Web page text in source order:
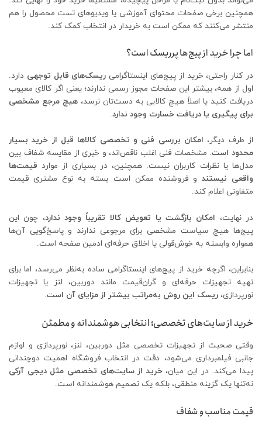
همچنین برخی صفحات محتوای آموزشی یا ویدیوهای تست محصول را هم
منتشر می‌کنند که ممکن است به خریدار در انتخاب کمک کند.
اما چرا خرید از پیج‌ها پرریسک است؟
در کنار راحتی، خرید از پیج‌های اینستاگرامی ریسک‌های قابل توجهی دارد.
اول از همه، بیشتر این صفحات مجوز رسمی ندارند؛ یعنی اگر کالای معیوب
دریافت کنید یا اصلاً هیچ کالایی به دست‌تان نرسد، هیچ مرجع مشخصی
برای پیگیری یا دریافت خسارت وجود ندارد.
از طرف دیگر، امکان بررسی فنی و تخصصی کالاها قبل از خرید بسیار
محدود است. مشخصات فنی اغلب ناقص‌اند، و خبری از مقایسه شفاف بین
مدل‌ها یا نظرات کاربران نیست. همچنین، در بسیاری از موارد قیمت‌ها
واقعی نیستند و فروشنده ممکن است بسته به نوع مشتری قیمت
متفاوتی اعلام کند.
در نهایت، امکان بازگشت یا تعویض کالا تقریباً وجود ندارد، چون این
پیج‌ها هیچ سیاست مشخصی برای مرجوعی ندارند و پاسخ‌گویی آن‌ها
همواره وابسته به خوش‌قولی یا اخلاق حرفه‌ای ادمین صفحه است.
بنابراین، اگرچه خرید از پیج‌های اینستاگرامی ساده به‌نظر می‌رسد، اما برای
تهیه تجهیزات حرفه‌ای و گران‌قیمت مانند دوربین، لنز یا تجهیزات
نورپردازی، ریسک این روش به‌مراتب بیشتر از مزایای آن است.
خرید از سایت‌های تخصصی؛ انتخابی هوشمندانه و مطمئن
وقتی صحبت از تجهیزات تخصصی مثل دوربین، لنز، نورپردازی و لوازم
جانبی فیلمبرداری می‌شود، دقت در انتخاب فروشگاه اهمیت دوچندانی
پیدا می‌کند. در این میان،خرید از سایت‌های تخصصی مثل دیجی آرکی
نه‌تنها یک گزینه منطقی، بلکه یک تصمیم هوشمندانه است.
قیمت مناسب و شفاف